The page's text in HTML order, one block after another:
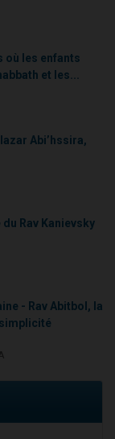
où les enfants
et les...
Abi’hssira,
Rav Kanievsky
- Rav Abitbol, la